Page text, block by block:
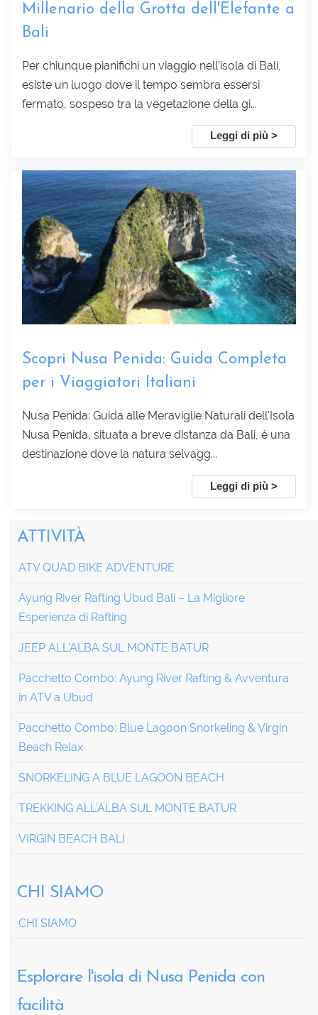
Millenario della Grotta dell'Elefante a
Bali
Per chiunque pianifichi un viaggio nell’isola di Bali,
esiste un luogo dove il tempo sembra essersi
fermato, sospeso tra la vegetazione della gi...
Leggi di più >
Scopri Nusa Penida: Guida Completa
per i Viaggiatori Italiani
Nusa Penida: Guida alle Meraviglie Naturali dell'Isola
Nusa Penida, situata a breve distanza da Bali, è una
destinazione dove la natura selvagg...
Leggi di più >
ATTIVITÀ
ATV QUAD BIKE ADVENTURE
Ayung River Rafting Ubud Bali – La Migliore
Esperienza di Rafting
JEEP ALL'ALBA SUL MONTE BATUR
Pacchetto Combo: Ayung River Rafting & Avventura
in ATV a Ubud
Pacchetto Combo: Blue Lagoon Snorkeling & Virgin
Beach Relax
SNORKELING A BLUE LAGOON BEACH
TREKKING ALL'ALBA SUL MONTE BATUR
VIRGIN BEACH BALI
CHI SIAMO
CHI SIAMO
Esplorare l'isola di Nusa Penida con
facilità